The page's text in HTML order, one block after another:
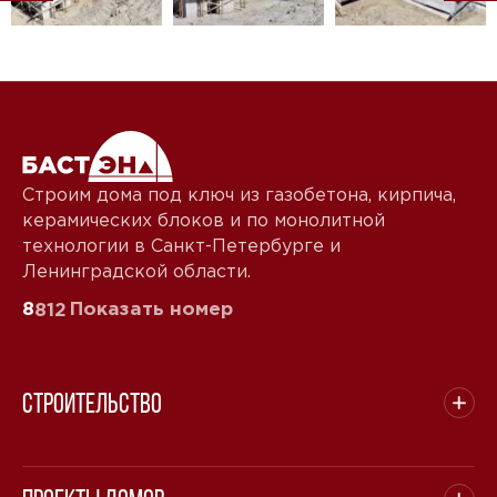
Строим дома под ключ из газобетона, кирпича,
керамических блоков и по монолитной
технологии в Санкт-Петербурге и
Ленинградской области.
8812 Показать номер
Строительство
согласие на обработку персональных данных
подтверждаю, что ознакомлен(а) с
обработки персональных данных
Рассчитать стоимость